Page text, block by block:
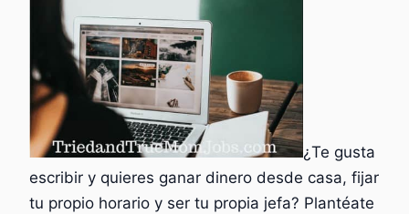
¿Te gusta
escribir y quieres ganar dinero desde casa, fijar
tu propio horario y ser tu propia jefa? Plantéate